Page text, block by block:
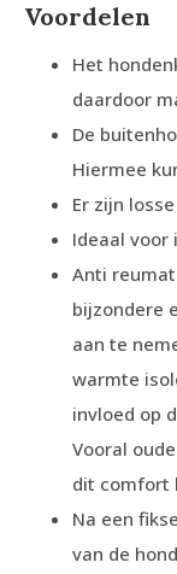
Voordelen
Het
daardoor
De
Hiermee
Er zijn
Ideaal voor
Anti
bijzondere
aan te
warmte
invloed op
Vooral
dit comfort
Na een
van de